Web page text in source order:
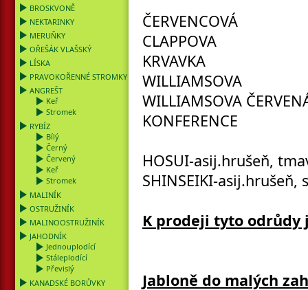
BROSKVONĚ
NEKTARINKY
MERUŇKY
OŘEŠÁK VLAŠSKÝ
LÍSKA
PRAVOKOŘENNÉ STROMKY
ANGREŠT
Keř
Stromek
RYBÍZ
Bílý
Černý
Červený
Keř
Stromek
MALINÍK
OSTRUŽINÍK
MALINOOSTRUŽINÍK
JAHODNÍK
Jednouplodící
Stáleplodící
Převislý
KANADSKÉ BORŮVKY
ČERVENCOVÁ
CLAPPOVA
KRVAVKA
WILLIAMSOVA
WILLIAMSOVA
KONFERENCE
HOSUI-asij.hrušeň,
SHINSEIKI-asij.hrušeň,
K prodeji tyto odrůdy
Jabloně do malých